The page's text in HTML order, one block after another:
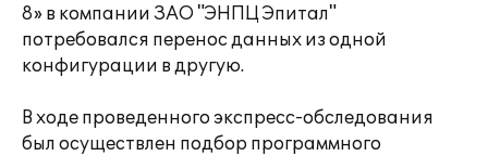
8» в компании ЗАО "ЭНПЦ Эпитал"
потребовался перенос данных из одной
конфигурации в другую.
В ходе проведенного экспресс-обследования
был осуществлен подбор программного